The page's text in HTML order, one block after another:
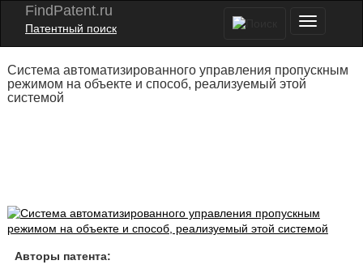
FindPatent.ru
Патентный поиск
Система автоматизированного управления пропускным
режимом на объекте и способ, реализуемый этой
системой
Авторы патента: